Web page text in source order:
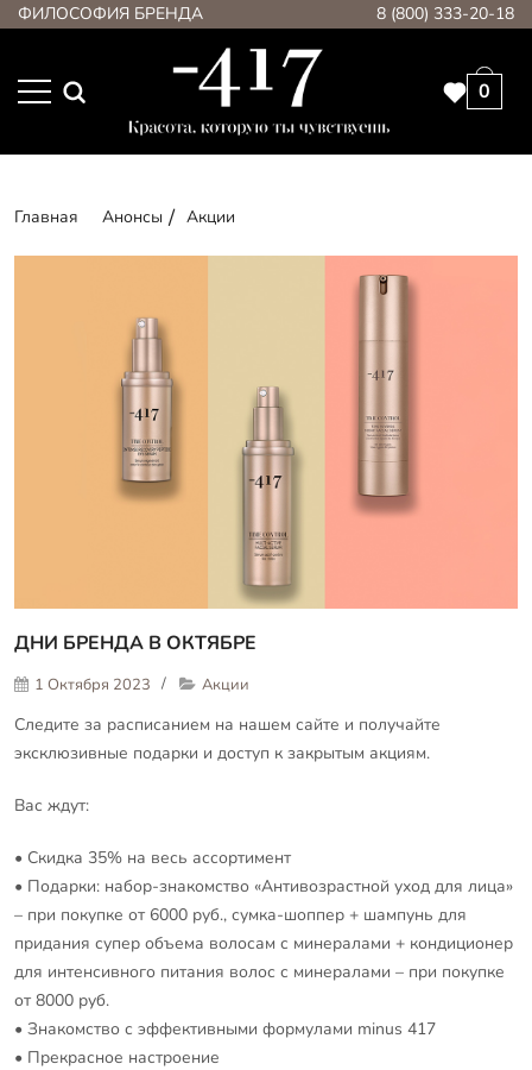
ФИЛОСОФИЯ БРЕНДА 8 (800) 333-20-18
0
Главная Анонсы Акции
ДНИ БРЕНДА В ОКТЯБРЕ
1 Октября 2023 Акции
Следите за расписанием на нашем сайте и получайте
эксклюзивные подарки и доступ к закрытым акциям.
Вас ждут:
• Скидка 35% на весь ассортимент
• Подарки: набор-знакомство «Антивозрастной уход для лица»
– при покупке от 6000 руб., сумка-шоппер + шампунь для
придания супер объема волосам с минералами + кондиционер
для интенсивного питания волос с минералами – при покупке
от 8000 руб.
• Знакомство с эффективными формулами minus 417
• Прекрасное настроение